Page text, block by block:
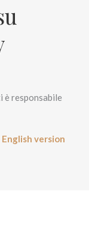
responsabile
English version